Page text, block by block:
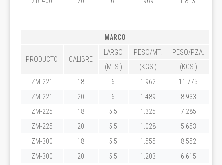
MARCO
PRODUCTO CALIBRE
LARGO PESO/MT.
PESO/PZA.
(MTS.)
(KGS.)
(KGS.)
ZM-221
18 6 1.962
11.775
ZM-221
20 6 1.489
8.933
ZM-225
18 5.5 1.325
7.285
ZM-225
20 5.5 1.028
5.653
ZM-300
18 5.5 1.555
8.552
ZM-300
20 5.5 1.203
6.615